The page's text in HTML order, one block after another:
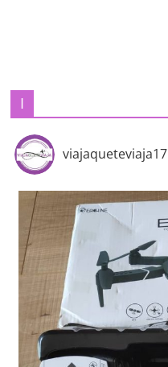
I
viajaqueteviaja17